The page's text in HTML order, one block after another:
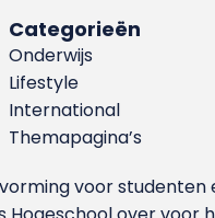
Categorieën
Onderwijs
Lifestyle
International
Themapagina’s
voor studenten